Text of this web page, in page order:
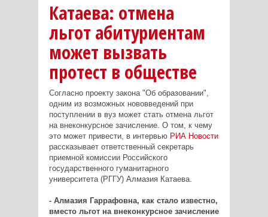
Катаева: отмена
льгот абитуриентам
может вызвать
протест в обществе
Согласно проекту закона "Об образовании",
одним из возможных нововведений при
поступлении в вуз может стать отмена льгот
на внеконкурсное зачисление. О том, к чему
это может привести, в интервью РИА Новости
рассказывает ответственный секретарь
приемной комиссии Российского
государственного гуманитарного
университета (РГГУ) Алмазия Катаева.
- Алмазия Гаррафовна, как стало известно,
вместо льгот на внеконкурсное зачисление